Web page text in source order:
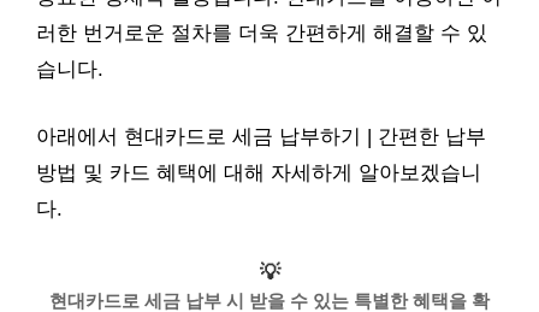
러한 번거로운 절차를 더욱 간편하게 해결할 수 있
습니다.
아래에서 현대카드로 세금 납부하기 | 간편한 납부
방법 및 카드 혜택에 대해 자세하게 알아보겠습니
다.
💡
현대카드로 세금 납부 시 받을 수 있는 특별한 혜택을 확